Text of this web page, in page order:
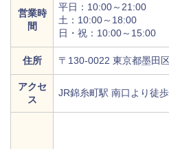
営業時
間
平日：10:00～21:00
土：10:00～18:00
日・祝：10:00～15:00
住所 〒130-0022 東京都墨田
アクセ
ス
JR錦糸町駅 南口より徒